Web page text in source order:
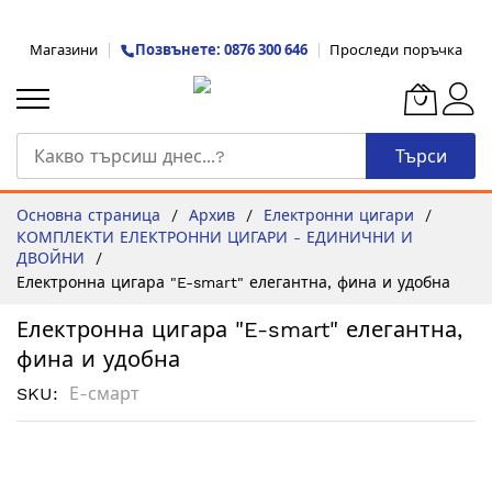
къмМагазини Позвънете: 0876 300 646 Проследи поръчка
Търси
Основна страница Архив
Електронни цигари
КОМПЛЕКТИ ЕЛЕКТРОННИ ЦИГАРИ - ЕДИНИЧНИ И
ДВОЙНИ
Електронна цигара "E-smart" елегантна, фина и удобна
Електронна цигара "E-smart" елегантна,
фина и удобна
SKU Е-смарт